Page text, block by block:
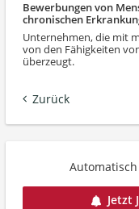
Bewerbungen von
chronischen
Unternehmen, die mit
von den Fähigkeiten
überzeugt.
Zurück
Jetzt